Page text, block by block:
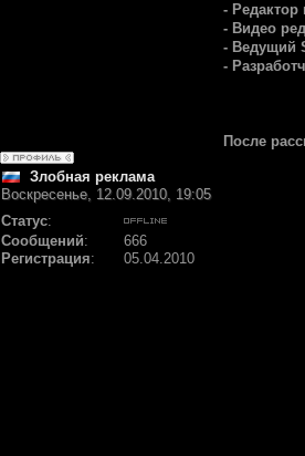
- Редактор
- Видео
- Ведущий
-
После
Злобная реклама
Воскресенье, 12.09.2010, 19:05
Статус:
Сообщений:
666
Регистрация: 05.04.2010